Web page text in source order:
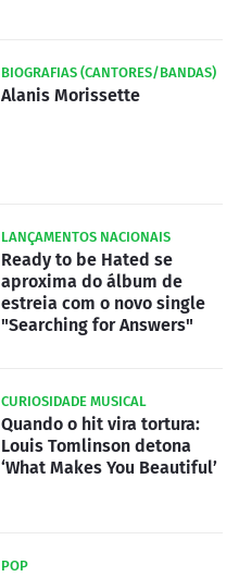
BIOGRAFIAS (CANTORES/BANDAS)
Alanis Morissette
LANÇAMENTOS NACIONAIS
Ready to be Hated se
aproxima do álbum de
estreia com o novo single
"Searching for Answers"
CURIOSIDADE MUSICAL
Quando o hit vira tortura:
Louis Tomlinson detona
‘What Makes You Beautiful’
POP